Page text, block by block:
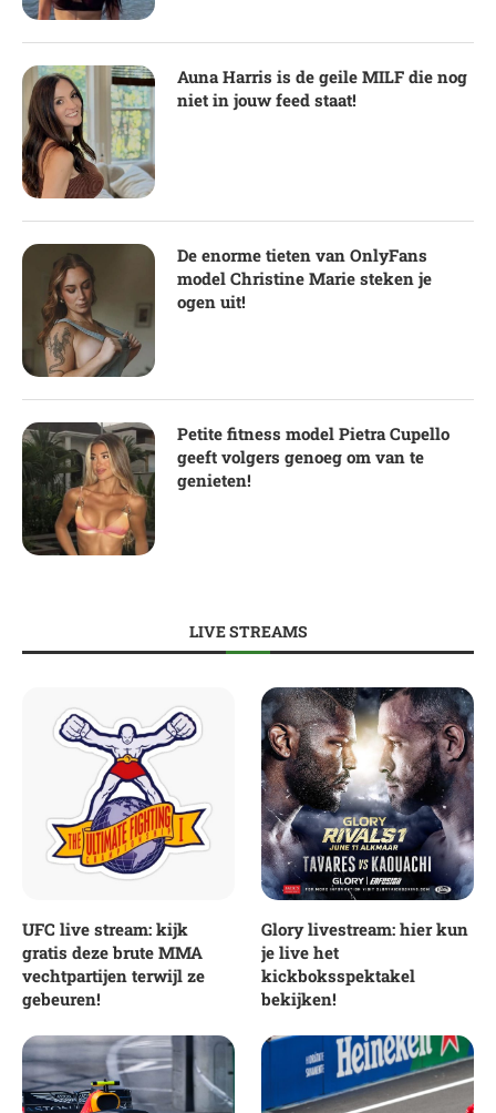
Auna Harris is de geile MILF die nog
niet in jouw feed staat!
De enorme tieten van OnlyFans
model Christine Marie steken je
ogen uit!
Petite fitness model Pietra Cupello
geeft volgers genoeg om van te
genieten!
LIVE STREAMS
UFC live stream: kijk
gratis deze brute MMA
vechtpartijen terwijl ze
gebeuren!
Glory livestream: hier kun
je live het
kickboksspektakel
bekijken!